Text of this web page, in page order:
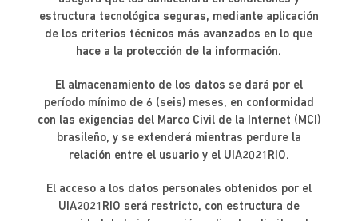
estructura tecnológica seguras, mediante aplicación
de los criterios técnicos más avanzados en lo que
hace a la protección de la información.
El almacenamiento de los datos se dará por el
período mínimo de 6 (seis) meses, en conformidad
con las exigencias del Marco Civil de la Internet (MCI)
brasileño, y se extenderá mientras perdure la
relación entre el usuario y el UIA2021RIO.
El acceso a los datos personales obtenidos por el
UIA2021RIO será restricto, con estructura de